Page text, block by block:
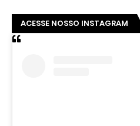
ACESSE NOSSO INSTAGRAM